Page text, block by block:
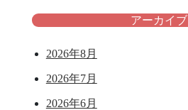
アーカイブ
2026年8月
2026年7月
2026年6月